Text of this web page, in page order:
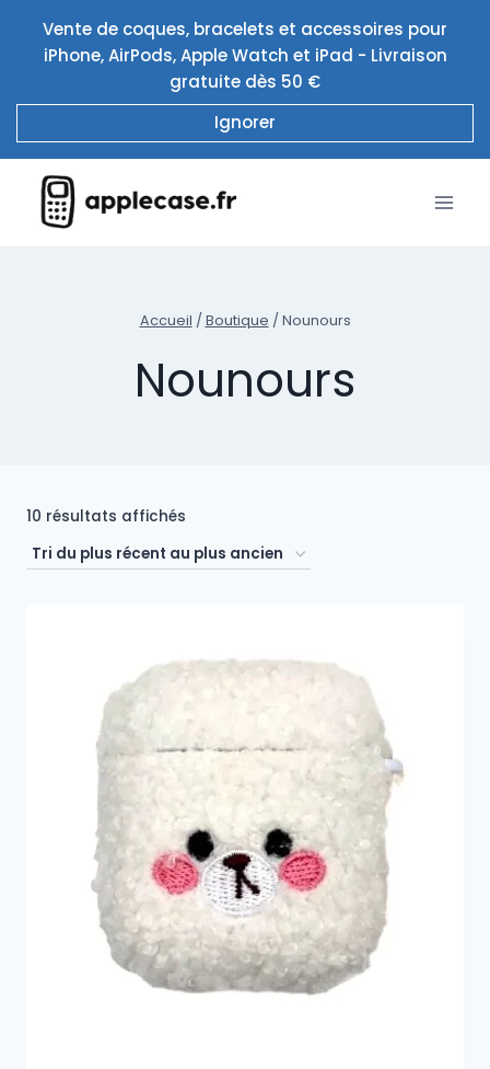
contenu
Vente de coques, bracelets et accessoires pour
iPhone, AirPods, Apple Watch et iPad - Livraison
gratuite dès 50 €
Ignorer
Accueil / Boutique / Nounours
Nounours
10 résultats affichés
du